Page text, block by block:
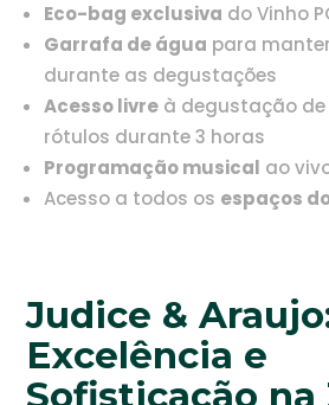
Eco-bag exclusiva do Vinho
Garrafa de água para
durante as degustações
Acesso livre à degustação de
rótulos durante 3 horas
Programação musical ao
Acesso a todos os espaços
Judice &
Excelência e
Sofisticação na